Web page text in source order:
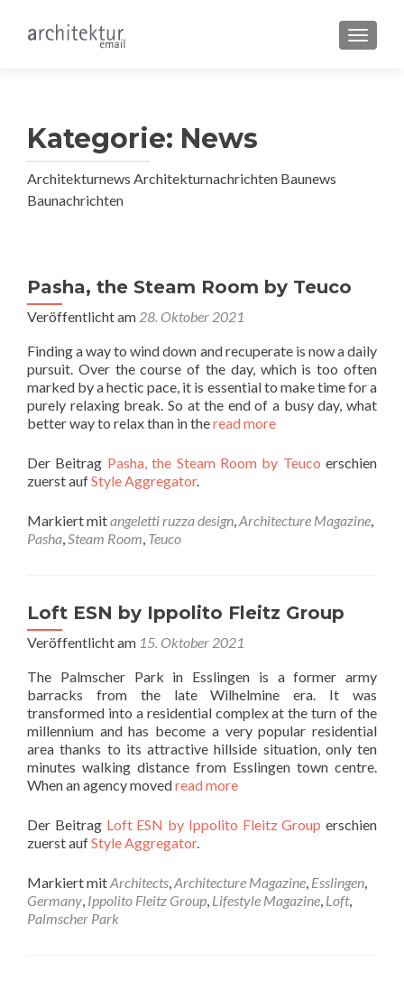
Kategorie: News
Architekturnews Architekturnachrichten Baunews
Baunachrichten
Pasha, the Steam Room by Teuco
Veröffentlicht am 28. Oktober 2021
Finding a way to wind down and recuperate is now a daily
pursuit. Over the course of the day, which is too often
marked by a hectic pace, it is essential to make time for a
purely relaxing break. So at the end of a busy day, what
better way to relax than in theread more
Der Beitrag Pasha, the Steam Room by Teuco erschien
zuerst aufStyle Aggregator.
Markiert mitangeletti ruzza design,Architecture Magazine,
Pasha,Steam Room, Teuco
Loft ESN by Ippolito Fleitz Group
Veröffentlicht am 15. Oktober 2021
The Palmscher Park in Esslingen is a former army
barracks from the late Wilhelmine era. It was
transformed into a residential complex at the turn of the
millennium and has become a very popular residential
area thanks to its attractive hillside situation, only ten
minutes walking distance from Esslingen town centre.
When an agency movedread more
Der Beitrag Loft ESN by Ippolito Fleitz Group erschien
zuerst aufStyle Aggregator.
Markiert mitArchitects,Architecture Magazine, Esslingen,
Germany, Ippolito Fleitz Group, Lifestyle Magazine, Loft,
Palmscher Park
Beitragsnavigation